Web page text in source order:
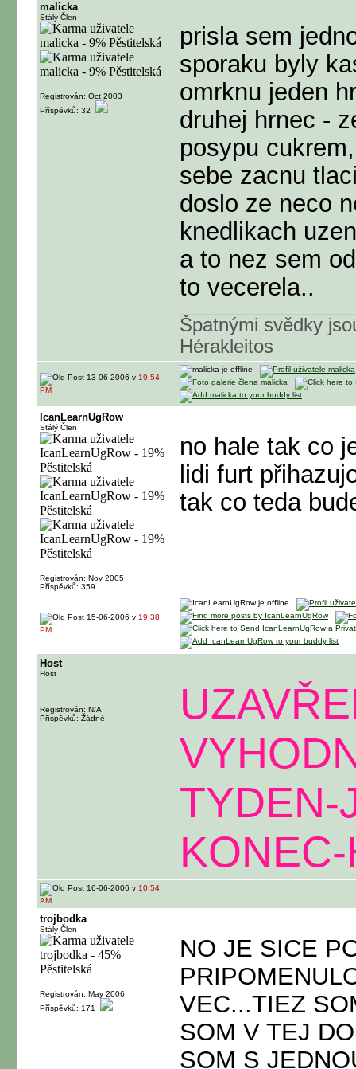
malicka
Stálý Člen
Registrován: Oct 2003
Příspěvků: 32
prisla sem
sporaku byly
omrknu jeden
druhej hrnec -
posypu
sebe zacnu
doslo ze neco
knedlikach
a to nez sem
to vecerela..
Špatnými svědky
Hérakleitos
13-06-2006 v 19:54
PM
IcanLearnUgRow
Stálý Člen
Registrován: Nov 2005
Příspěvků: 359
no hale tak co
lidi furt
tak co teda
15-06-2006 v 19:38
PM
Host
Host
Registrován: N/A
Příspěvků: Žádné
TYDEN-
16-06-2006 v 10:54
AM
trojbodka
Stálý Člen
Registrován: May 2006
Příspěvků: 171
NO JE SICE
VEC...TIEZ
SOM V TEJ
SOM S